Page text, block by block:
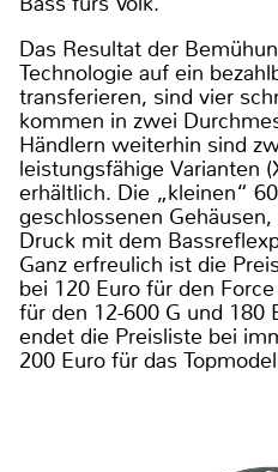
Das Resultat der
Technologie auf ein
transferieren, sind vier
kommen in zwei
Händlern weiterhin sind
leistungsfähige Varianten
erhältlich. Die „kleinen“
geschlossenen
Druck mit dem
Ganz erfreulich ist die
bei 120 Euro für den
für den 12-600 G und 180
endet die Preisliste bei
200 Euro für das